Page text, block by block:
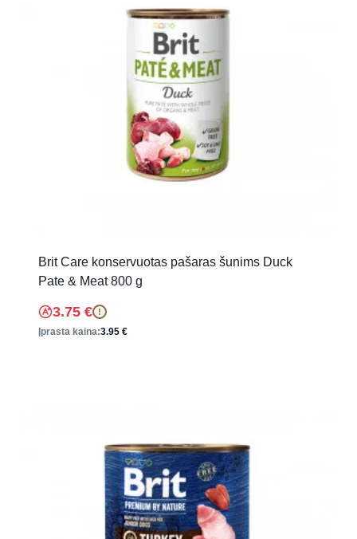
Brit Care konservuotas pašaras šunims Duck
Pate & Meat 800 g
3.75 € !
Įprasta kaina:3.95 €